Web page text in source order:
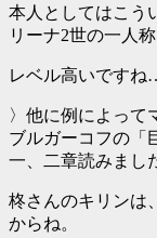
本人としてはこう
リーナ2世の一人
レベル高いですね
〉他に例によって
ブルガーコフの「
一、二章読みまし
柊さんのキリンは
からね。